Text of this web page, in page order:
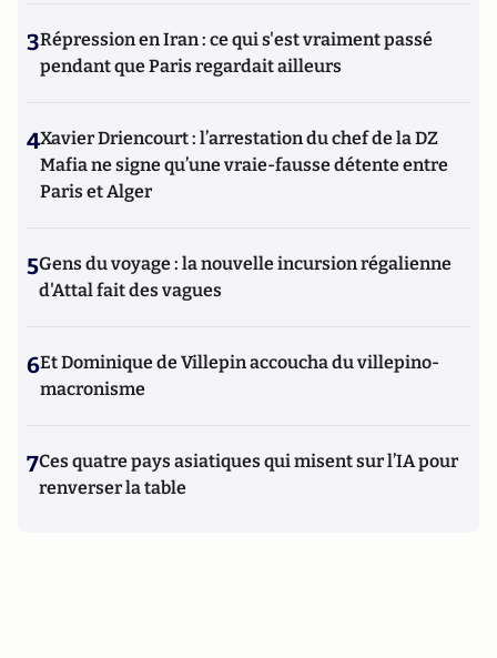
3Répression en Iran : ce qui s'est vraiment passé
pendant que Paris regardait ailleurs
4Xavier Driencourt : l’arrestation du chef de la DZ
Mafia ne signe qu’une vraie-fausse détente entre
Paris et Alger
5Gens du voyage : la nouvelle incursion régalienne
d'Attal fait des vagues
6Et Dominique de Villepin accoucha du villepino-
macronisme
7Ces quatre pays asiatiques qui misent sur l’IA pour
renverser la table